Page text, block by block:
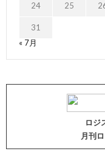
24 25
31
« 7月
ロジ
月刊